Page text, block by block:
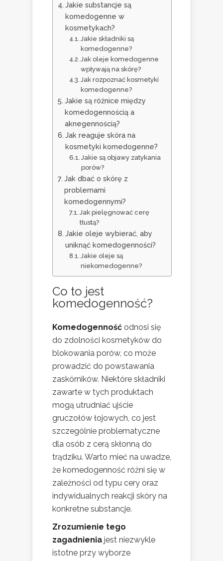
Jakie substancje są
komedogenne w
kosmetykach?
Jakie składniki są
komedogenne?
Jak oleje komedogenne
wpływają na skórę?
Jak rozpoznać kosmetyki
komedogenne?
Jakie są różnice między
komedogennością a
aknegennością?
Jak reaguje skóra na
kosmetyki komedogenne?
Jakie są objawy zatykania
porów?
Jak dbać o skórę z
problemami
komedogennymi?
Jak pielęgnować cerę
tłustą?
Jakie oleje wybierać, aby
uniknąć komedogenności?
Jakie oleje są
niekomedogenne?
Co to jest
komedogenność?
Komedogenność odnosi się
do zdolności kosmetyków do
blokowania porów, co może
prowadzić do powstawania
zaskórników. Niektóre składniki
zawarte w tych produktach
mogą utrudniać ujście
gruczołów łojowych, co jest
szczególnie problematyczne
dla osób z cerą skłonną do
trądziku. Warto mieć na uwadze,
że komedogenność różni się w
zależności od typu cery oraz
indywidualnych reakcji skóry na
konkretne substancje.
Zrozumienie tego
zagadnienia jest niezwykle
istotne przy wyborze